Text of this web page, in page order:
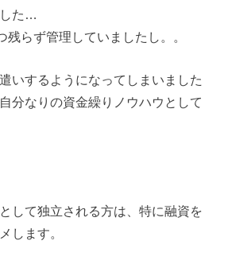
た…
残らず管理していましたし。。
いするようになってしまいました
分なりの資金繰りノウハウとして
して独立される方は、特に融資を
します。